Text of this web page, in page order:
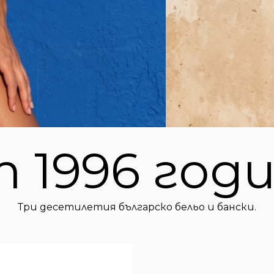
Три десетилетия българско бельо и бански.